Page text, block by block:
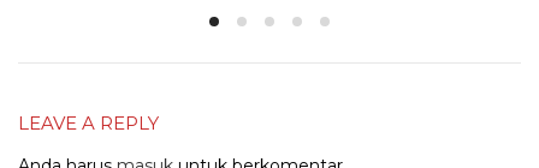
LEAVE A REPLY